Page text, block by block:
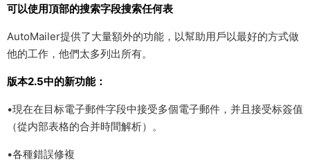
可以使用頂部的搜索字段搜索任何表
AutoMailer提供了大量額外的功能，以幫助用戶以最好的方式做
他的工作，他們太多列出所有。
版本2.5中的新功能：
•現在在目标電子郵件字段中接受多個電子郵件，并且接受标簽值
（從内部表格的合并時間解析）。
•各種錯誤修複